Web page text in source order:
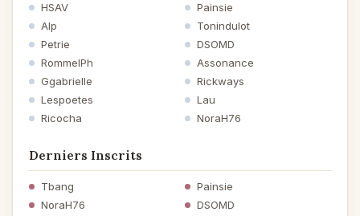
HSAV
Painsie
Alp
Tonindulot
Petrie
DSOMD
RommelPh
Assonance
Ggabrielle
Rickways
Lespoetes
Lau
Ricocha
NoraH76
Derniers Inscrits
Tbang
Painsie
NoraH76
DSOMD